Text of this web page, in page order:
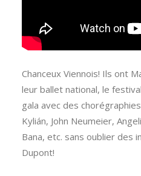
Chanceux Viennois! Ils ont
leur ballet national, le
gala avec des
Kylián, John Neumeier,
Bana, etc. sans oublier des
Dupont!